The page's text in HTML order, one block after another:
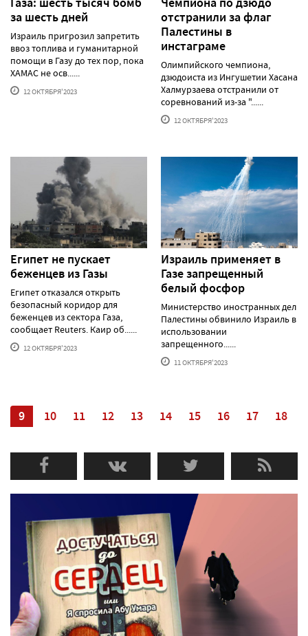
за шесть дней
Израиль пригрозил запретить
ввоз топлива и гуманитарной
помощи в Газу до тех пор, пока
ХАМАС не осв......
12 ОКТЯБРЯ'2023
отстранили за флаг
Палестины в
инстаграме
Олимпийского чемпиона,
дзюдоиста из Ингушетии Хасана
Халмурзаева отстранили от
соревнований из-за "......
12 ОКТЯБРЯ'2023
Египет не пускает
беженцев из Газы
Египет отказался открыть
безопасный коридор для
беженцев из сектора Газа,
сообщает Reuters. Каир об......
12 ОКТЯБРЯ'2023
Израиль применяет в
Газе запрещенный
белый фосфор
Министерство иностранных дел
Палестины обвинило Израиль в
использовании
запрещенного......
11 ОКТЯБРЯ'2023
9 10 11 12 13 14 15 16 17 18